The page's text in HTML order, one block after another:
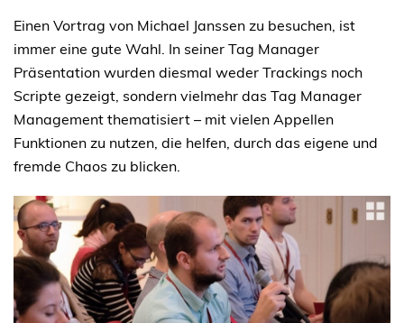
Einen Vortrag von Michael Janssen zu besuchen, ist
immer eine gute Wahl. In seiner Tag Manager
Präsentation wurden diesmal weder Trackings noch
Scripte gezeigt, sondern vielmehr das Tag Manager
Management thematisiert – mit vielen Appellen
Funktionen zu nutzen, die helfen, durch das eigene und
fremde Chaos zu blicken.